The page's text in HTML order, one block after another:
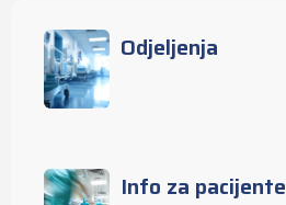
Odjeljenja
Info za pacijente